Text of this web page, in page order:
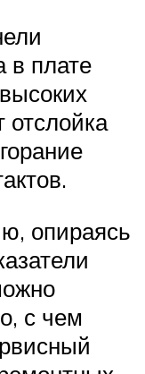
в плате
отслойка
опираясь
с чем